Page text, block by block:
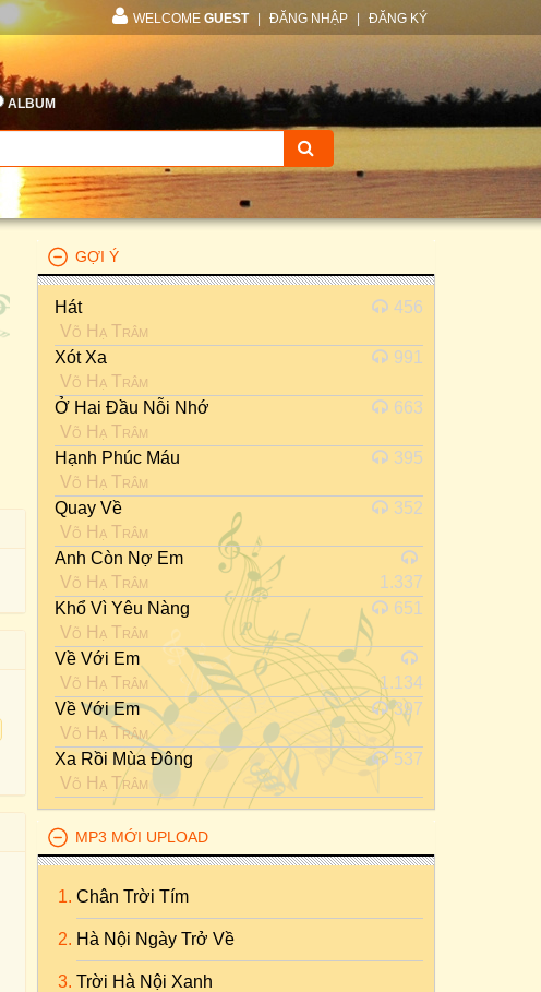
WELCOME GUEST ĐĂNG NHẬP ĐĂNG KÝ
ALBUM
GỢI Ý
Hát
Võ Hạ Trâm
456
Xót Xa
Võ Hạ Trâm
991
Ở Hai Đầu Nỗi Nhớ
Võ Hạ Trâm
663
Hạnh Phúc Máu
Võ Hạ Trâm
395
Quay Về
Võ Hạ Trâm
352
Anh Còn Nợ Em
Võ Hạ Trâm
1.337
Khổ Vì Yêu Nàng
Võ Hạ Trâm
651
Về Với Em
Võ Hạ Trâm
1.134
Về Với Em
Võ Hạ Trâm
397
Xa Rồi Mùa Đông
Võ Hạ Trâm
537
MP3 MỚI UPLOAD
Chân Trời Tím
Hà Nội Ngày Trở Về
Trời Hà Nội Xanh